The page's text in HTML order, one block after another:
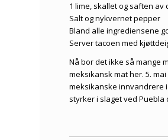
1 lime, skallet og saften av
Salt og nykvernet pepper
Bland alle ingrediensene
Server tacoen med
Nå bor det ikke så mange
meksikansk mat her. 5.
meksikanske innvandrere
styrker i slaget ved Puebla